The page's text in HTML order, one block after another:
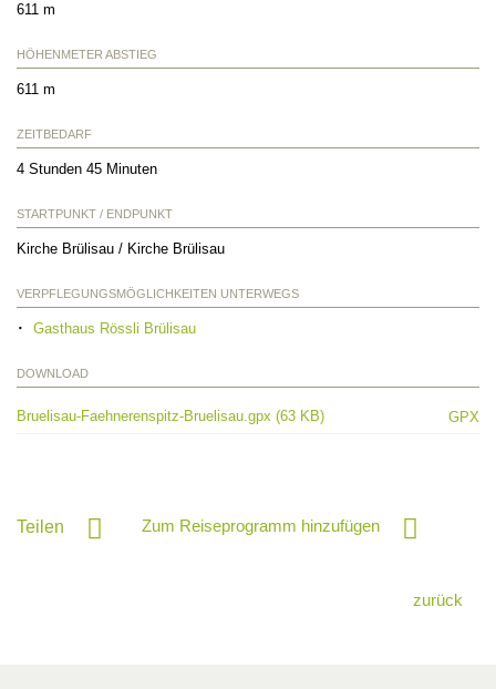
611 m
HÖHENMETER ABSTIEG
611 m
ZEITBEDARF
4 Stunden 45 Minuten
STARTPUNKT / ENDPUNKT
Kirche Brülisau / Kirche Brülisau
VERPFLEGUNGSMÖGLICHKEITEN UNTERWEGS
Gasthaus Rössli Brülisau
DOWNLOAD
Bruelisau-Faehnerenspitz-Bruelisau.gpx (63 KB) GPX
Teilen Zum Reiseprogramm hinzufügen
zurück